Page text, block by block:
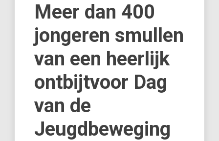
Meer dan 400
jongeren smullen
van een heerlijk
ontbijtvoor Dag
van de
Jeugdbeweging